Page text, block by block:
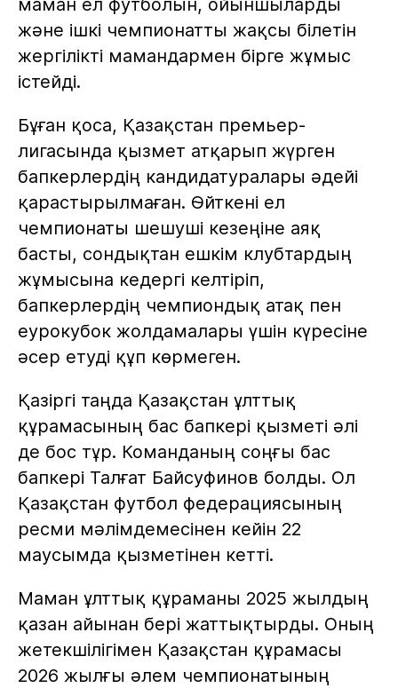
маман ел футболын, ойыншыларды
және ішкі чемпионатты жақсы білетін
жергілікті мамандармен бірге жұмыс
істейді.
Бұған қоса, Қазақстан премьер-
лигасында қызмет атқарып жүрген
бапкерлердің кандидатуралары әдейі
қарастырылмаған. Өйткені ел
чемпионаты шешуші кезеңіне аяқ
басты, сондықтан ешкім клубтардың
жұмысына кедергі келтіріп,
бапкерлердің чемпиондық атақ пен
еурокубок жолдамалары үшін күресіне
әсер етуді құп көрмеген.
Қазіргі таңда Қазақстан ұлттық
құрамасының бас бапкері қызметі әлі
де бос тұр. Команданың соңғы бас
бапкері Талғат Байсуфинов болды. Ол
Қазақстан футбол федерациясының
ресми мәлімдемесінен кейін 22
маусымда қызметінен кетті.
Маман ұлттық құраманы 2025 жылдың
қазан айынан бері жаттықтырды. Оның
жетекшілігімен Қазақстан құрамасы
2026 жылғы әлем чемпионатының